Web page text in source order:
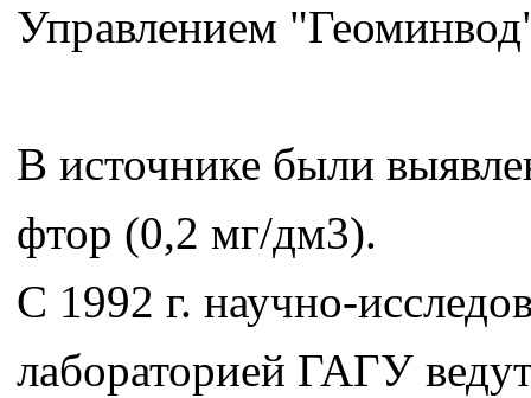
Управлением
В источнике были
фтор (0,2 мг/дм3).
С 1992 г. научно-
лабораторией ГАГУ